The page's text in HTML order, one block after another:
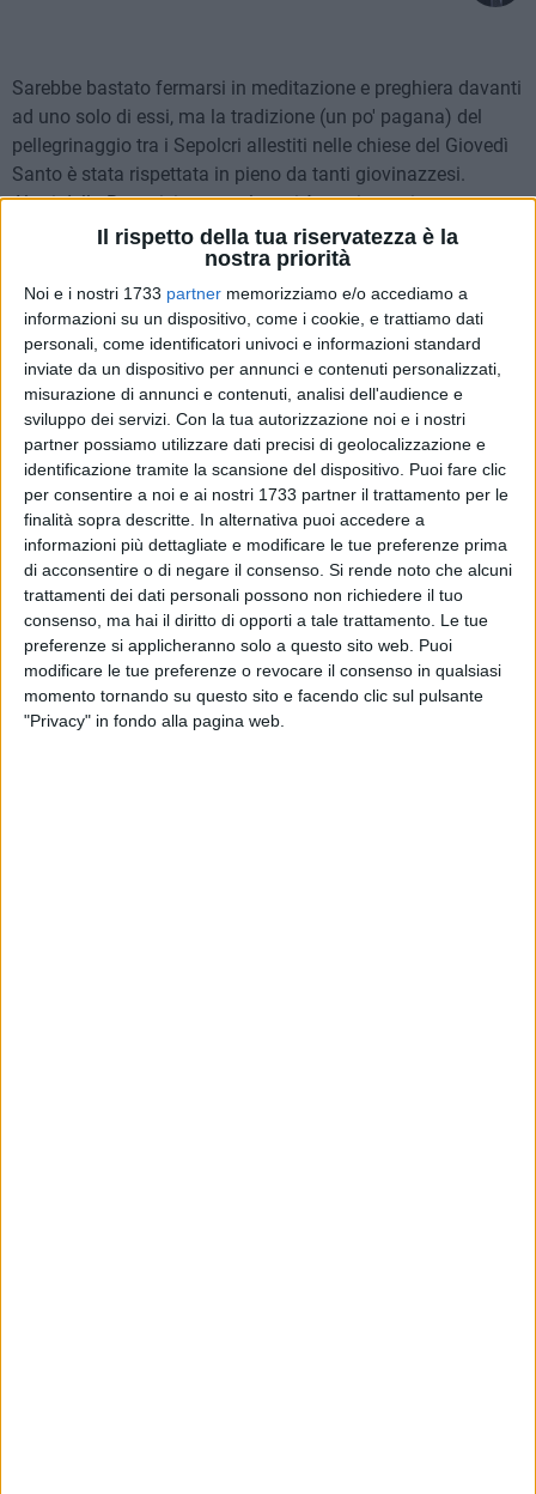
Il rispetto della tua riservatezza è la
nostra priorità
Noi e i nostri 1733 partner memorizziamo e/o accediamo a
informazioni su un dispositivo, come i cookie, e trattiamo dati
personali, come identificatori univoci e informazioni standard
inviate da un dispositivo per annunci e contenuti personalizzati,
misurazione di annunci e contenuti, analisi dell'audience e
sviluppo dei servizi. Con la tua autorizzazione noi e i nostri
partner possiamo utilizzare dati precisi di geolocalizzazione e
identificazione tramite la scansione del dispositivo. Puoi fare clic
per consentire a noi e ai nostri 1733 partner il trattamento per le
finalità sopra descritte. In alternativa puoi accedere a
informazioni più dettagliate e modificare le tue preferenze prima
di acconsentire o di negare il consenso. Si rende noto che alcuni
trattamenti dei dati personali possono non richiedere il tuo
consenso, ma hai il diritto di opporti a tale trattamento. Le tue
preferenze si applicheranno solo a questo sito web. Puoi
modificare le tue preferenze o revocare il consenso in qualsiasi
momento tornando su questo sito e facendo clic sul pulsante
"Privacy" in fondo alla pagina web.
Sarebbe bastato fermarsi in meditazione e preghiera davanti
ad uno solo di essi, ma la tradizione (un po' pagana) del
pellegrinaggio tra i Sepolcri allestiti nelle chiese del Giovedì
Santo è stata rispettata in pieno da tanti giovinazzesi.
Altari della Reposizione, per la verità, ma in tanti usano
ancora il termine "Sepolcri", allestiti con stile e spirito
differente nelle cinque parrocchie cittadine e nel Santuario
del SS Crocifisso. Un momento importante del Triduo
Pasquale, successivo alla Messa in Coena Domini,
affollatissima in tutte le chiese di Giovinazzo.
Noi abbiamo voluto raccontarvelo questo Giovedì Santo
attraverso i nostri scatti dei singoli Altari della Reposizione e
degli allestimenti di Passione realizzati nelle rettorie del
centro storico dalle singole confraternite. A chi era lontano,
ammalato o impossibilitato ad esserci, soprattutto a loro, va
il nostro servizio.
Giovedì Santo 2025 Gianluca Battista